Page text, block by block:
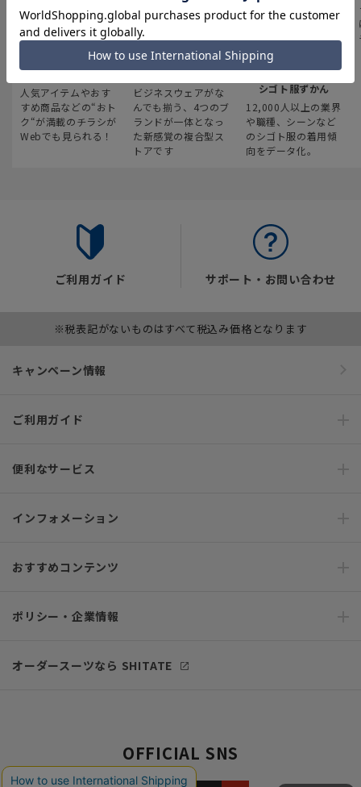
最新のお買い得情報
人気アイテムやおす
すめ商品などの“おト
ク“が満載のチラシが
Webでも見られる！
スーツスクエア
ビジネスウェアがな
んでも揃う、4つのブ
ランドが一体となっ
た新感覚の複合型ス
トアです
みんなの
シゴト服ずかん
12,000人以上の業界
や職種、シーンなど
のシゴト服の着用傾
向をデータ化。
ご利用ガイド サポート・お問い合わせ
※税表記がないものはすべて税込み価格となります
キャンペーン情報
ご利用ガイド
便利なサービス
インフォメーション
おすすめコンテンツ
ポリシー・企業情報
オーダースーツなら SHITATE
OFFICIAL SNS